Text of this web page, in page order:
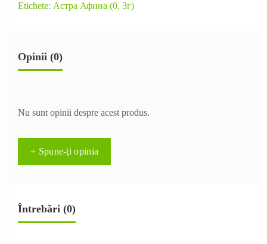
Etichete: Астра Афина (0, 3г)
Opinii (0)
Nu sunt opinii despre acest produs.
+ Spune-ţi opinia
Întrebări (0)